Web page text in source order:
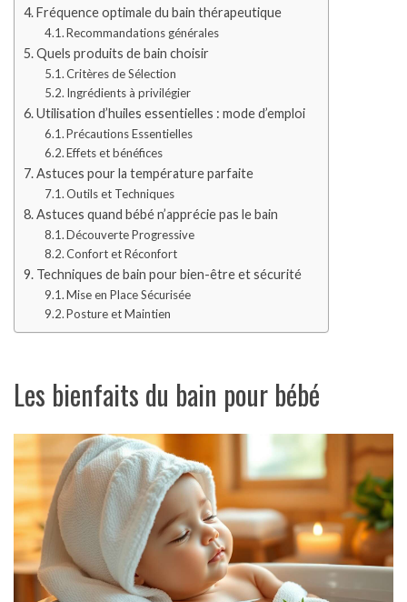
Fréquence optimale du bain thérapeutique
Recommandations générales
Quels produits de bain choisir
Critères de Sélection
Ingrédients à privilégier
Utilisation d’huiles essentielles : mode d’emploi
Précautions Essentielles
Effets et bénéfices
Astuces pour la température parfaite
Outils et Techniques
Astuces quand bébé n’apprécie pas le bain
Découverte Progressive
Confort et Réconfort
Techniques de bain pour bien-être et sécurité
Mise en Place Sécurisée
Posture et Maintien
Les bienfaits du bain pour bébé